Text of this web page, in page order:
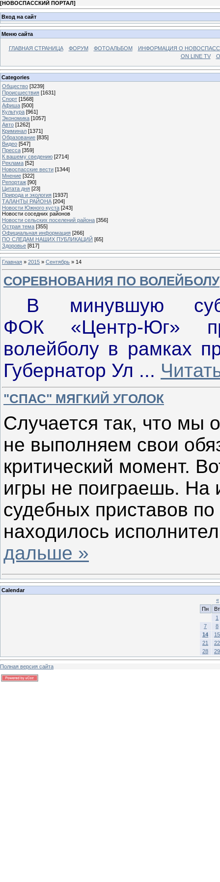
[НОВОСПАССКИЙ ПОРТАЛ]
Вход на сайт
Меню сайта
ГЛАВНАЯ СТРАНИЦА ФОРУМ ФОТОАЛЬБОМ
ИНФОРМАЦИЯ О
ON LINE TV
Categories
Общество [3239]
Происшествия [1631]
Спорт [1568]
Афиша [500]
Культура [961]
Экономика [1057]
Авто [1262]
Криминал [1371]
Образование [835]
Видео [547]
Пресса [359]
К вашему сведению [2714]
Реклама [52]
Новоспасские вести [1344]
Мнение [322]
Репортаж [90]
Цитата дня [23]
Природа и экология [1937]
ТАЛАНТЫ РАЙОНА [204]
Новости Южного куста [243]
Новости соседних районов
Новости сельских поселений района [356]
Острая тема [355]
Официальная информация [266]
ПО СЛЕДАМ НАШИХ ПУБЛИКАЦИЙ [65]
Здоровье [817]
Главная » 2015 » Сентябрь » 14
СОРЕВНОВАНИЯ ПО ВОЛЕЙБОЛУ
В минувшую
ФОК «Центр-Юг»
волейболу в рамках
Губернатор Ул ...
"СПАС" МЯГКИЙ УГОЛОК
Случается так, что мы
не выполняем свои
критический момент.
игры не поиграешь. На
судебных приставов
находилось
дальше »
Calendar
«
Пн
Вт
1
7
8
14
15
21
22
28
29
Полная версия сайта